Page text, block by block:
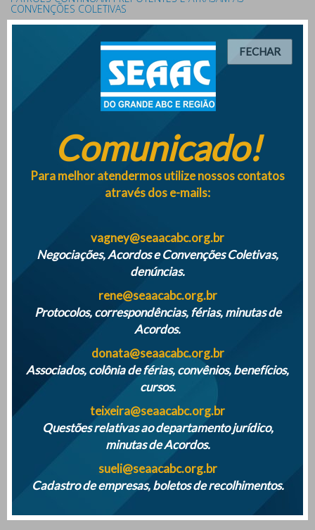
CONVENÇÕES COLETIVAS
PROPOSTAS INDECENTES DOS PATRÕES IMPEDEM
FORMALIZAÇÃO DE CONVENÇÕES COLETIVAS
Empresas terão que monitorar saúde mental dos
trabalhadores a partir de maio 2025
VESPERA DE NATAL DE 2024
ATENÇÃO PARA O INICIO DAS FÉRIAS COLETIVAS DE 2024
Mais notícias
FECHAR
Comunicado!
Para melhor atendermos utilize nossos contatos
através dos e-mails:
vagney@seaacabc.org.br
Negociações, Acordos e Convenções Coletivas,
denúncias.
rene@seaacabc.org.br
Protocolos, correspondências, férias, minutas de
Acordos.
donata@seaacabc.org.br
Associados, colônia de férias, convênios, benefícios,
cursos.
teixeira@seaacabc.org.br
Questões relativas ao departamento jurídico,
minutas de Acordos.
sueli@seaacabc.org.br
Cadastro de empresas, boletos de recolhimentos.